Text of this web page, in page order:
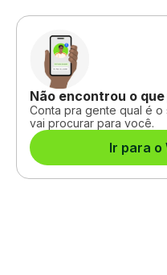
Não encontrou o
Conta pra gente qual é
vai procurar para você.
Ir para o